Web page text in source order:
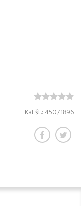
Kat.št.: 45071896